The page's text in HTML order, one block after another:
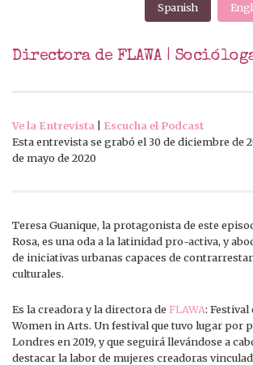
Spanish
Directora de FLAWA |
Ve la Entrevista
Escucha el Podcast
Esta entrevista se grabó el 30 de diciembre de
de mayo de 2020
Teresa Guanique, la protagonista de este
Rosa, es una oda a la latinidad pro-activa, y
de iniciativas urbanas capaces de
culturales.
Es la creadora y la directora de FLAWA:
Women in Arts. Un festival que tuvo lugar por
Londres en 2019, y que seguirá llevándose a
destacar la labor de mujeres creadoras